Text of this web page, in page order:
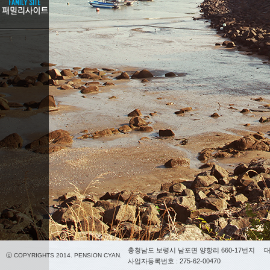
ⓒ COPYRIGHTS 2014. PENSION CYAN.
충청남도 보령시 남포면 양항리 660-17번지
사업자등록번호 : 275-62-00470